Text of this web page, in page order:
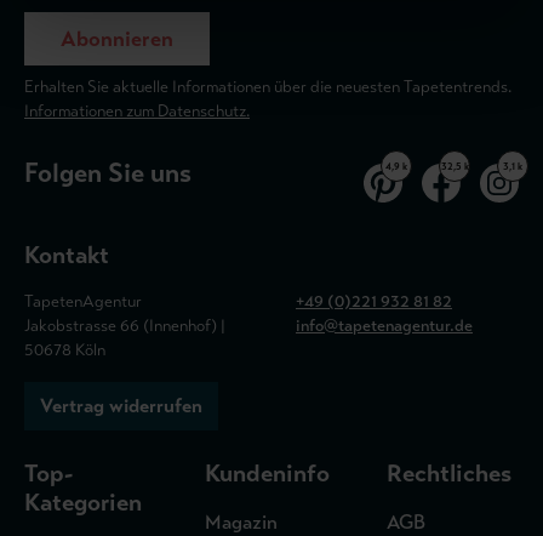
Abonnieren
Erhalten Sie aktuelle Informationen über die neuesten Tapetentrends.
Informationen zum Datenschutz.
Folgen Sie uns 4,9 k 32,5 k 3,1 k
Kontakt
TapetenAgentur
Jakobstrasse 66 (Innenhof) |
50678 Köln
+49 (0)221 932 81 82
info@tapetenagentur.de
Vertrag widerrufen
Top-
Kategorien
Kundeninfo
Magazin
Rechtliches
AGB